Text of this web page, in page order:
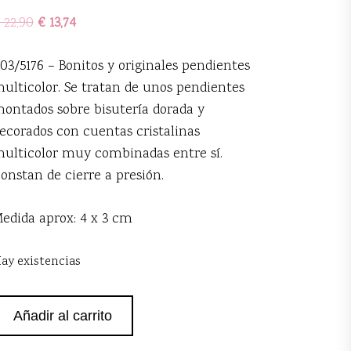
22,90 €13,74
5176 – Bonitos y originales pendientes
Se tratan de unos pendientes
sobre bisutería dorada y
con cuentas cristalinas
muy combinadas entre sí.
de cierre a presión.
aprox: 4 x 3 cm
existencias
Añadir al carrito